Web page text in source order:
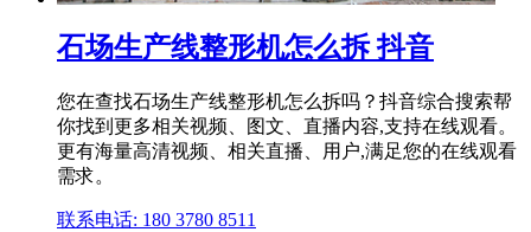
石场生产线整形机怎么拆 抖音
您在查找石场生产线整形机怎么拆吗？抖音综合搜索帮
你找到更多相关视频、图文、直播内容,支持在线观看。
更有海量高清视频、相关直播、用户,满足您的在线观看
需求。
联系电话: 180 3780 8511